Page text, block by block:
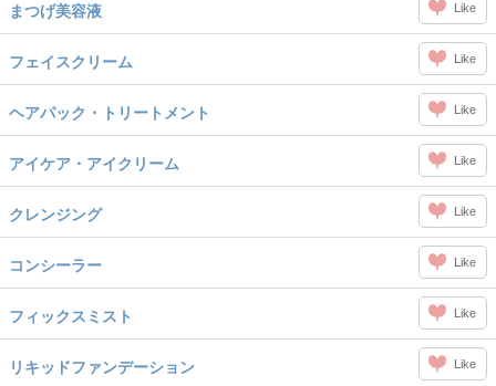
まつげ美容液 Like
フェイスクリーム Like
ヘアパック・トリートメント Like
アイケア・アイクリーム Like
クレンジング Like
コンシーラー Like
フィックスミスト Like
リキッドファンデーション Like